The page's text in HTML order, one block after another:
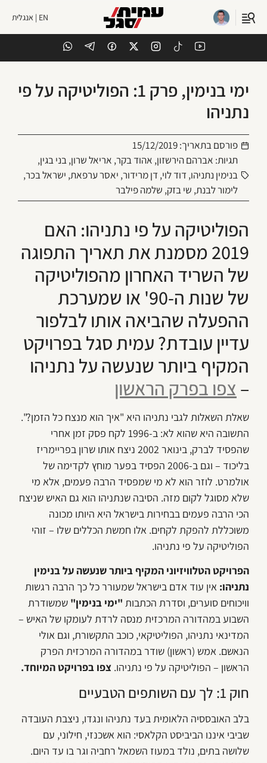
EN | אנגלית
ימי בנימין, פרק 1: הפוליטיקה על פי
נתניהו
פורסם בתאריך:15/12/2019
תגיות: אברהם הירשזון, אהוד בקר, אריאל שרון,בני בגין,
בנימין נתניהו, דוד לוי, דן מרידור, יאסר ערפאת, ישראל בכר,
לימור לבנת, שי בזק, שלמה פילבר
הפוליטיקה על פי נתניהו: האם
2019 מסמנת את תאריך התפוגה
של השריד האחרון מהפוליטיקה
של שנות ה-90' או שמערכת
ההפעלה שהביאה אותו לבלפור
עדיין עובדת? עמית סגל בפרויקט
המקיף ביותר שנעשה על נתניהו
– צפו בפרק הראשון​
שאלת השאלות לגבי נתניהו היא "איך הוא מנצח כל הזמן?".
התשובה היא שהוא לא: ב-1996 לקח פסק זמן אחרי
שהפסיד לברק, בינואר 2002 ניצח אותו שרון בפריימריז
בליכוד – וגם ב-2006 הפסיד בפער מוחץ לקדימה של
אולמרט. לוזר הוא לא מי שמפסיד הרבה פעמים, אלא מי
שלא מסוגל לקום מזה. הסיבה שנתניהו הוא גם האיש שניצח
הכי הרבה פעמים בבחירות בישראל היא היותו מכונה
משוכללת להפקת לקחים. אלו חמשת הכללים שלו – זוהי
הפוליטיקה על פי נתניהו.
הפרויקט הטלוויזיוני המקיף ביותר שנעשה על בנימין
נתניהו: אין עוד אדם בישראל שמעורר כל כך הרבה רגשות
וויכוחים סוערים, וסדרת הכתבות "ימי בנימין" שמשודרת
השבוע במהדורה המרכזית מנסה לרדת לעומקו של האיש –
המדינאי נתניהו, הפוליטיקאי, כוכב התקשורת, וגם אולי
הנאשם. אמש (ראשון) שודר במהדורה המרכזית הפרק
הראשון – הפוליטיקה על פי נתניהו. צפו בפרויקט המיוחד.
חוק 1: לך עם השותפים הטבעיים
בלב האובססיה הלאומית בעד נתניהו ונגדו, ניצבת העובדה
שביבי איננו הביביסט הקלאסי: הוא אשכנזי, חילוני, עם
שלושה בתים, נולד במעוז השמאל רחביה וגר בו עד היום.